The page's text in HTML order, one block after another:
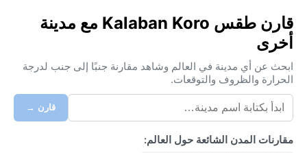
مناخ كالابان كورو وفق تصنيف كوبن هو السافانا المدارية
(Aw)، يتميز بموسمين رئيسيين: موسم جاف طويل وموسم
ممطر قصير. الصيف حار جداً من مارس حتى مايو، حيث
تتجاوز درجات الحرارة 40 درجة مئوية نهاراً، مع رطوبة
منخفضة نسبياً. أما موسم الأمطار فيمتد من يونيو إلى أكتوبر،
حيث تهطل أمطار غزيرة تتراوح بين 800 و1000 ملم سنوياً،
وتكون الرطوبة عالية جداً. الشتاء من نوفمبر إلى فبراير يكون
قارن طقس Kalaban Koro مع مدينة
أخرى
ابحث عن أي مدينة في العالم وشاهد مقارنة جنبًا إلى جنب لدرجة
الحرارة والظروف والتوقعات.
قارن →
مقارنات المدن الشائعة حول العالم: